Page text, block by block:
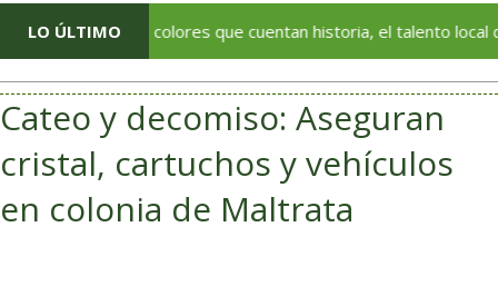
LO ÚLTIMO
Con colores que cuentan historia, el talento local deja huella
Cateo y decomiso: Aseguran
cristal, cartuchos y vehículos
en colonia de Maltrata